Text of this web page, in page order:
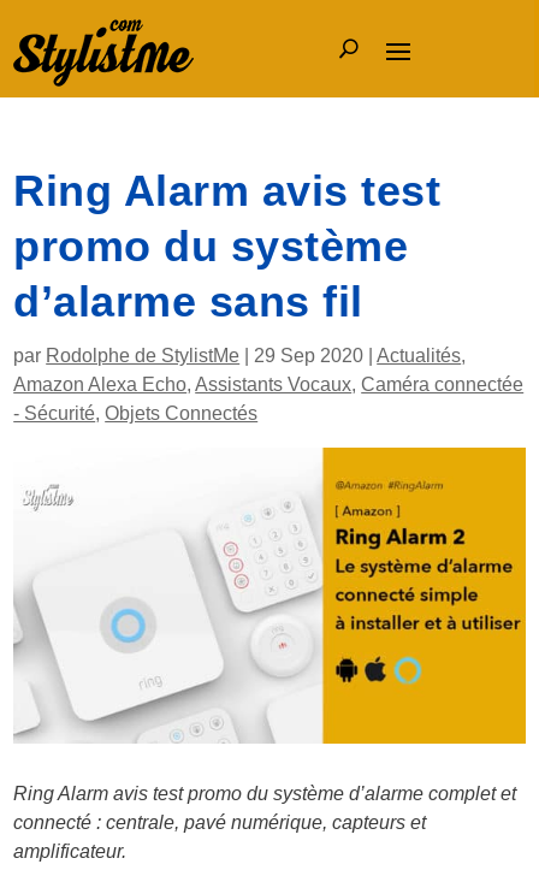
Ring Alarm avis test
promo du système
d’alarme sans fil
par Rodolphe de StylistMe 29 Sep 2020 |Actualités,
Amazon Alexa Echo,Assistants Vocaux,Caméra connectée
- Sécurité,Objets Connectés
Ring Alarm avis test promo du système d’alarme complet et
connecté : centrale, pavé numérique, capteurs et
amplificateur.